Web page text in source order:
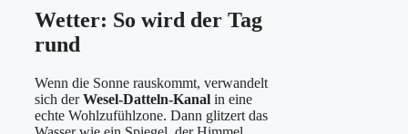
Wetter: So wird der Tag
rund
Wenn die Sonne rauskommt, verwandelt
sich derWesel-Datteln-Kanal in eine
echte Wohlzufühlzone. Dann glitzert das